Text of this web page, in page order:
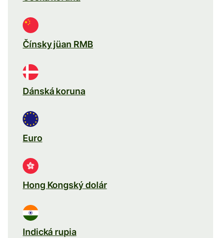
Čínsky jüan RMB
Dánská koruna
Euro
Hong Kongský dolár
Indická rupia